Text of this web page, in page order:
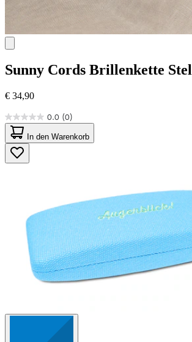
Sunny Cords Brillenkette
€ 34,90
0.0 (0)
0.0
von
5
Sternen.
In den Warenkorb